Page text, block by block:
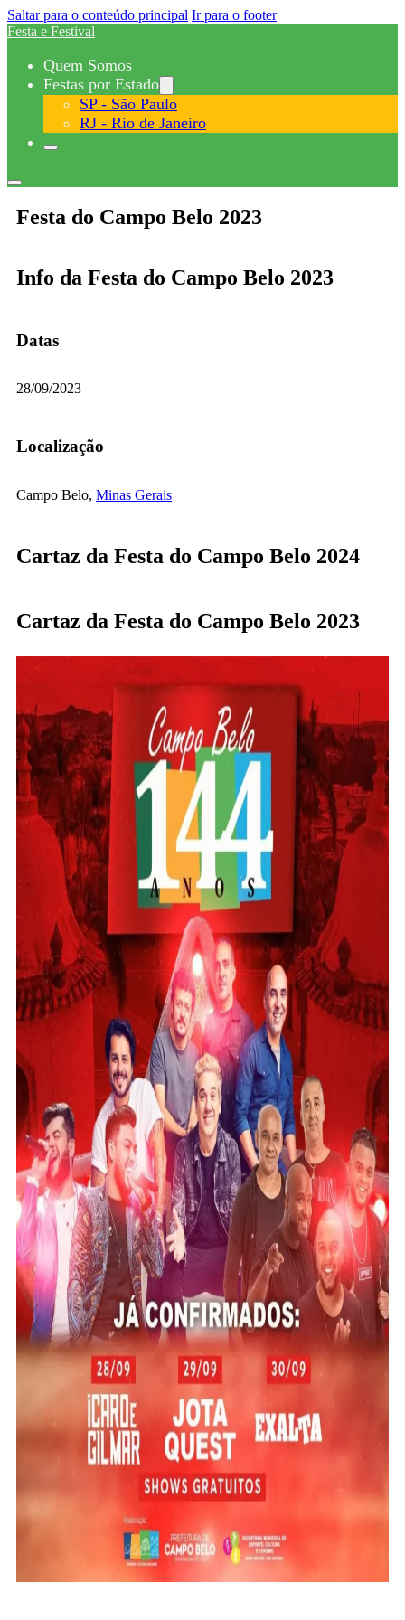
Saltar para o conteúdo principal Ir para o footer
Festa e Festival
Quem Somos
Festas por Estado
SP - São Paulo
RJ - Rio de Janeiro
Festa do Campo Belo 2023
Info da Festa do Campo Belo 2023
Datas
28/09/2023
Localização
Campo Belo, Minas Gerais
Cartaz da Festa do Campo Belo 2024
Cartaz da Festa do Campo Belo 2023